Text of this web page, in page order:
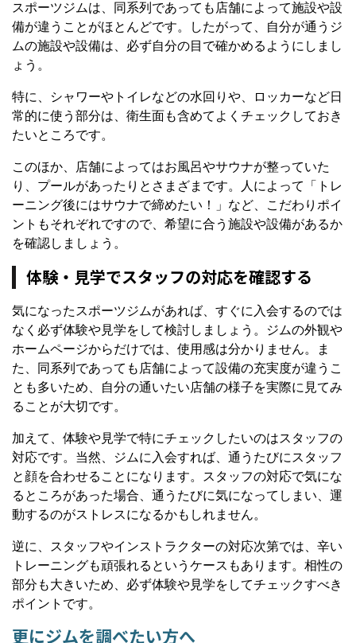
スポーツジムは、同系列であっても店舗によって施設や設
備が違うことがほとんどです。したがって、自分が通うジ
ムの施設や設備は、必ず自分の目で確かめるようにしまし
ょう。
特に、シャワーやトイレなどの水回りや、ロッカーなど日
常的に使う部分は、衛生面も含めてよくチェックしておき
たいところです。
このほか、店舗によってはお風呂やサウナが整っていた
り、プールがあったりとさまざまです。人によって「トレ
ーニング後にはサウナで締めたい！」など、こだわりポイ
ントもそれぞれですので、希望に合う施設や設備があるか
を確認しましょう。
体験・見学でスタッフの対応を確認する
気になったスポーツジムがあれば、すぐに入会するのでは
なく必ず体験や見学をして検討しましょう。ジムの外観や
ホームページからだけでは、使用感は分かりません。ま
た、同系列であっても店舗によって設備の充実度が違うこ
とも多いため、自分の通いたい店舗の様子を実際に見てみ
ることが大切です。
加えて、体験や見学で特にチェックしたいのはスタッフの
対応です。当然、ジムに入会すれば、通うたびにスタッフ
と顔を合わせることになります。スタッフの対応で気にな
るところがあった場合、通うたびに気になってしまい、運
動するのがストレスになるかもしれません。
逆に、スタッフやインストラクターの対応次第では、辛い
トレーニングも頑張れるというケースもあります。相性の
部分も大きいため、必ず体験や見学をしてチェックすべき
ポイントです。
更にジムを調べたい方へ